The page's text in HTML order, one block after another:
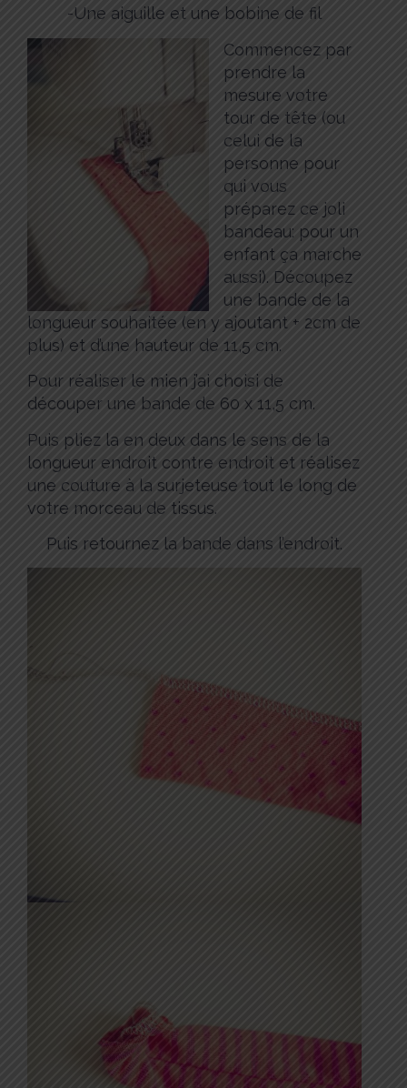
-Une aiguille et une bobine de fil
Commencez par
prendre la
mesure votre
tour de tête (ou
celui de la
personne pour
qui vous
préparez ce joli
bandeau: pour un
enfant ça marche
aussi). Découpez
une bande de la
longueur souhaitée (en y ajoutant + 2cm de
plus) et d’une hauteur de 11,5 cm.
Pour réaliser le mien j’ai choisi de
découper une bande de 60 x 11,5 cm.
Puis pliez la en deux dans le sens de la
longueur endroit contre endroit et réalisez
une couture à la surjeteuse tout le long de
votre morceau de tissus.
Puis retournez la bande dans l’endroit.